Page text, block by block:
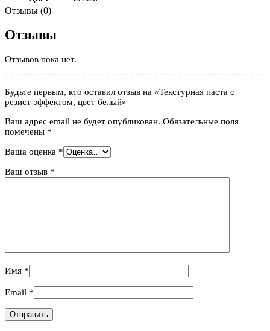
Отзывы (0)
Отзывы
Отзывов пока нет.
Будьте первым, кто оставил отзыв на «Текстурная паста с
резист-эффектом, цвет белый»
Ваш адрес email не будет опубликован. Обязательные поля
помечены *
Ваша оценка *
Ваш отзыв *
Имя *
Email *